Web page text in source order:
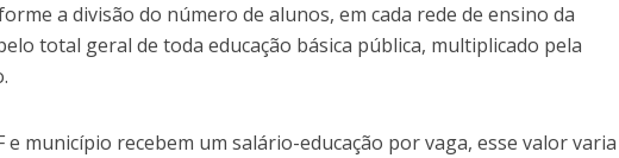
a divisão do número de alunos, em cada rede de ensino da
total geral de toda educação básica pública, multiplicado pela
e município recebem um salário-educação por vaga, esse valor varia